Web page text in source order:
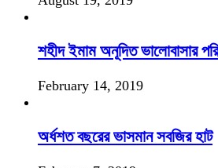
শহীদ ইমাম অনূদিত ভালোবাসার
February 14, 2019
অর্ধশত বছরের ভাসমান সবজির হাট